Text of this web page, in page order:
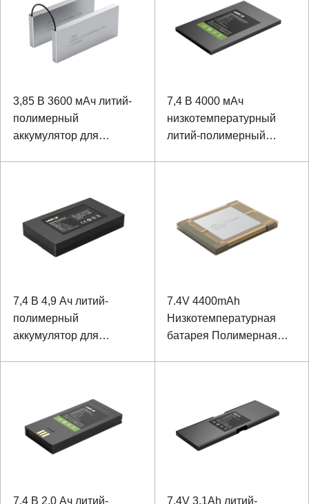
3,85 В 3600 мАч литий-
полимерный
аккумулятор для
7,4 В 4000 мАч
низкотемпературный
литий-полимерный
7,4 В 4,9 Ач литий-
полимерный
аккумулятор для
7.4V 4400mAh
Низкотемпературная
батарея Полимерная
7,4 В 2,0 Ач литий-
7.4V 3.1Ah литий-